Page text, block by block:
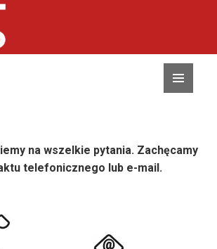
na wszelkie pytania. Zachęcamy
telefonicznego lub e-mail.